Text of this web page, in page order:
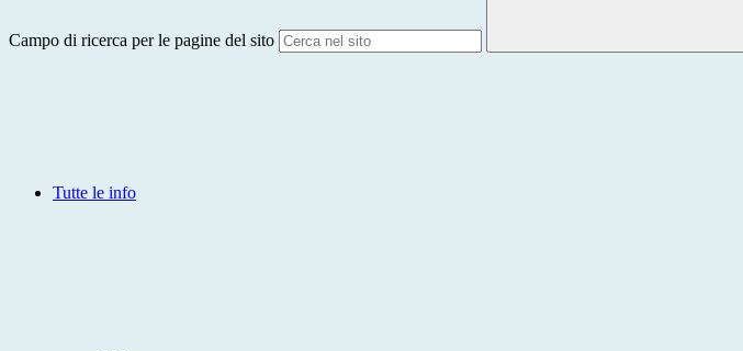
Campo di ricerca per le pagine del sito
Tutte le info